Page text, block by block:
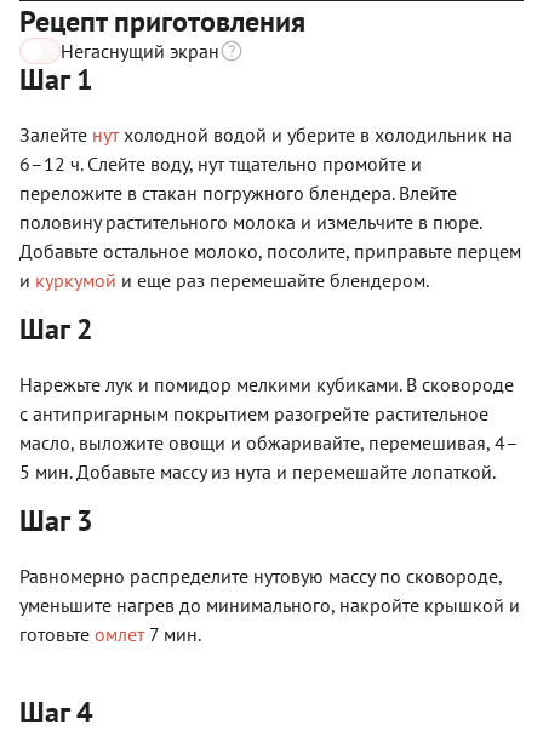
Рецепт приготовления
Негаснущий экран
Шаг 1
Залейте нутхолодной водой и уберите в холодильник на
6–12 ч. Слейте воду, нут тщательно промойте и
переложите в стакан погружного блендера. Влейте
половину растительного молока и измельчите в пюре.
Добавьте остальное молоко, посолите, приправьте перцем
и куркумой и еще раз перемешайте блендером.
Шаг 2
Нарежьте лук и помидор мелкими кубиками. В сковороде
с антипригарным покрытием разогрейте растительное
масло, выложите овощи и обжаривайте, перемешивая, 4–
5 мин. Добавьте массу из нута и перемешайте лопаткой.
Шаг 3
Равномерно распределите нутовую массу по сковороде,
уменьшите нагрев до минимального, накройте крышкой и
готовьте омлет7 мин.
Шаг 4